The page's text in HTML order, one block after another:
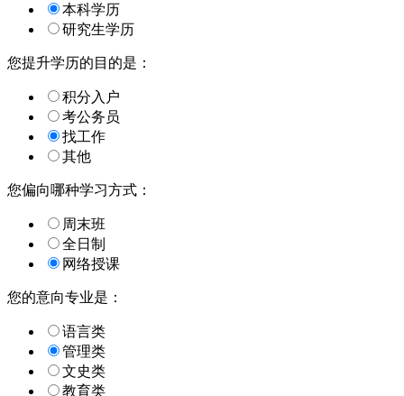
本科学历
研究生学历
您提升学历的目的是：
积分入户
考公务员
找工作
其他
您偏向哪种学习方式：
周末班
全日制
网络授课
您的意向专业是：
语言类
管理类
文史类
教育类